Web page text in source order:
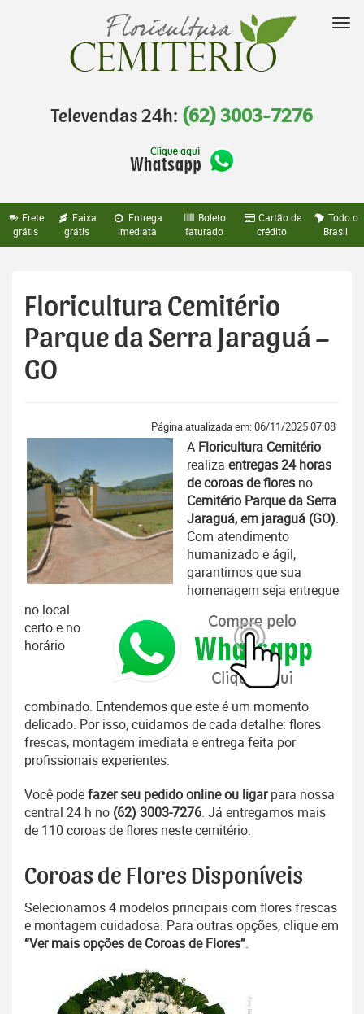
Televendas 24h: (62) 3003-7276
Frete
grátis
Faixa
grátis
Entrega
imediata
Boleto
faturado
Cartão de
crédito
Todo o
Brasil
Floricultura Cemitério
Parque da Serra Jaraguá –
GO
Página atualizada em: 06/11/2025 07:08
A Floricultura Cemitério
realiza entregas 24 horas
de coroas de flores no
Cemitério Parque da Serra
Jaraguá, em jaraguá (GO).
Com atendimento
humanizado e ágil,
garantimos que sua
homenagem seja entregue
no local
certo e no
horário
combinado. Entendemos que este é um momento
delicado. Por isso, cuidamos de cada detalhe: flores
frescas, montagem imediata e entrega feita por
profissionais experientes.
Você podefazer seu pedido online ou ligarpara nossa
central 24 h no (62) 3003-7276. Já entregamos mais
de 110 coroas de flores neste cemitério.
Coroas de Flores Disponíveis
Selecionamos 4 modelos principais com flores frescas
e montagem cuidadosa. Para outras opções, clique em
“Ver mais opções de Coroas de Flores”.